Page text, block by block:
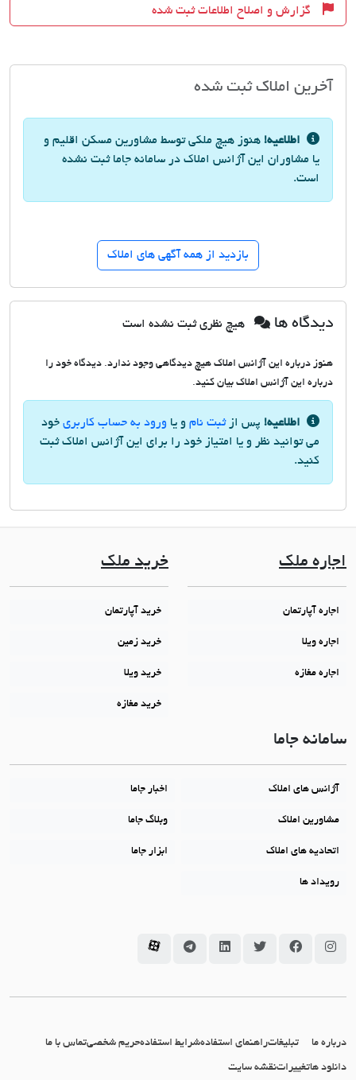
گزارش و اصلاح اطلاعات ثبت شده
آخرین املاک ثبت شده
اطلاعیه! هنوز هیچ ملکی توسط مشاورین مسکن اقلیم و
یا مشاوران این آژانس املاک در سامانه جاما ثبت نشده
است.
بازدید از همه آگهی های املاک
دیدگاه ها هیچ نظری ثبت نشده است
هنوز درباره این آژانس املاک هیچ دیدگاهی وجود ندارد. دیدگاه خود را
درباره این آژانس املاک بیان کنید.
اطلاعیه! پس ازثبت نام و یا ورود به حساب کاربری خود
می توانید نظر و یا امتیاز خود را برای این آژانس املاک ثبت
کنید.
اجاره ملک
اجاره آپارتمان
اجاره ویلا
اجاره مغازه
خرید ملک
خرید آپارتمان
خرید زمین
خرید ویلا
خرید مغازه
سامانه جاما
آژانس های املاک اخبار جاما
مشاورین املاک وبلاگ جاما
اتحادیه های املاک ابزار جاما
رویداد ها
سامانه جاما در اینستاگرام
سامانه جاما در فیسبوک
سامانه جاما در توئیتر
سامانه جاما در لینکداین
سامانه جاما در تلگرام
سامانه جاما در آپارات
درباره ما تبلیغاتراهنمای استفادهشرایط استفادهحریم شخصیتماس با ما
دانلود هاتغییراتنقشه سایت